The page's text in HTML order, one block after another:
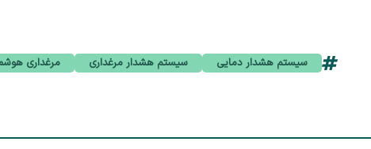
سیستم هشدار دمایی سیستم هشدار مرغداری مرغداری